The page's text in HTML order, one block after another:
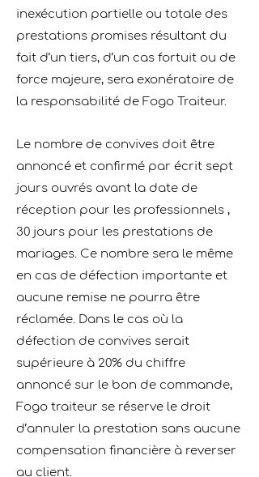
inexécution partielle ou totale des
prestations promises résultant du
fait d’un tiers, d’un cas fortuit ou de
force majeure, sera exonératoire de
la responsabilité de Fogo Traiteur.
Le nombre de convives doit être
annoncé et conﬁrmé par écrit sept
jours ouvrés avant la date de
réception pour les professionnels ,
30 jours pour les prestations de
mariages. Ce nombre sera le même
en cas de défection importante et
aucune remise ne pourra être
réclamée. Dans le cas où la
défection de convives serait
supérieure à 20% du chiffre
annoncé sur le bon de commande,
Fogo traiteur se réserve le droit
d’annuler la prestation sans aucune
compensation ﬁnancière à reverser
au client.